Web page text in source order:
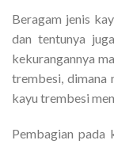
Beragam jenis
dan tentunya
kekurangannya
trembesi, dimana
kayu trembesi
Pembagian pada